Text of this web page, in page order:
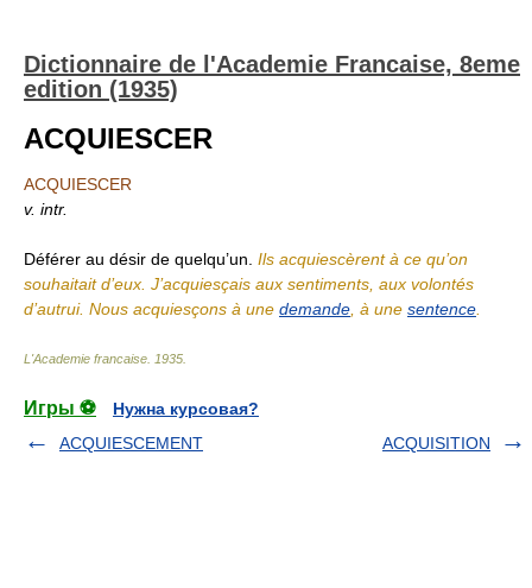
Dictionnaire de l'Academie Francaise, 8eme
edition (1935)
ACQUIESCER
ACQUIESCER
v. intr.
Déférer au désir de quelqu’un. Ils acquiescèrent à ce qu’on
souhaitait d’eux. J’acquiesçais aux sentiments, aux volontés
d’autrui. Nous acquiesçons à une demande , à une sentence
L'Academie francaise 1935
Игры ⚽
Нужна курсовая?
ACQUIESCEMENT
ACQUISITION